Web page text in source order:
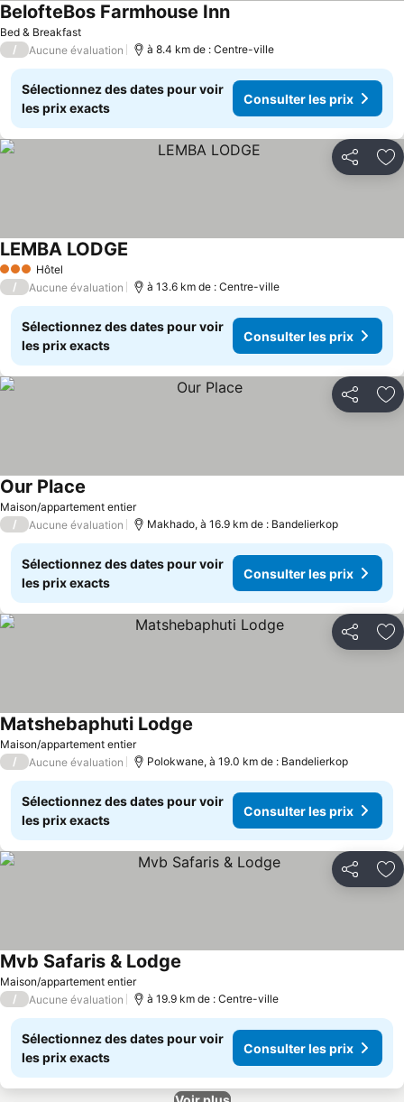
Bed & Breakfast
BelofteBos Farmhouse InnConsulter les prix
/ Aucune évaluation à 8.4 km de : Centre-ville
Sélectionnez des dates pour voir
les prix exacts
Consulter les prix
Partager
3 ÉtoilesHôtel
LEMBA LODGE
/ Aucune évaluation à 13.6 km de : Centre-ville
Sélectionnez des dates pour voir
les prix exacts
Consulter les prix
Partager
Maison/appartement entier
Our Place
/ Aucune évaluation Makhado, à 16.9 km de : Bandelierkop
Sélectionnez des dates pour voir
les prix exacts
Consulter les prix
Partager
Maison/appartement entier
Matshebaphuti Lodge
/ Aucune évaluation Polokwane, à 19.0 km de : Bandelierkop
Sélectionnez des dates pour voir
les prix exacts
Consulter les prix
Partager
Maison/appartement entier
Mvb Safaris & Lodge
/ Aucune évaluation à 19.9 km de : Centre-ville
Sélectionnez des dates pour voir
les prix exacts
Consulter les prix